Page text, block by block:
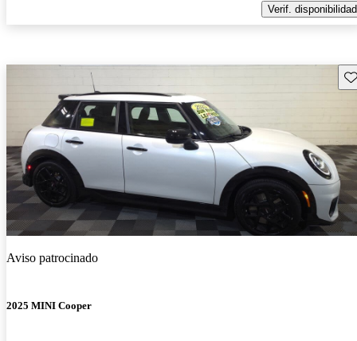
Verif. disponibilidad
Aviso patrocinado
2025 MINI Cooper